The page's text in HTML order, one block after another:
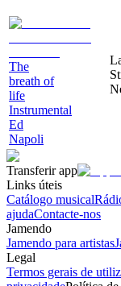
The
breath of
life
Instrumental
Ed
Napoli
Transferir app
Links úteis
Catálogo musical
ajudaContacte-nos
Jamendo
Jamendo para artistas
Legal
Termos gerais de